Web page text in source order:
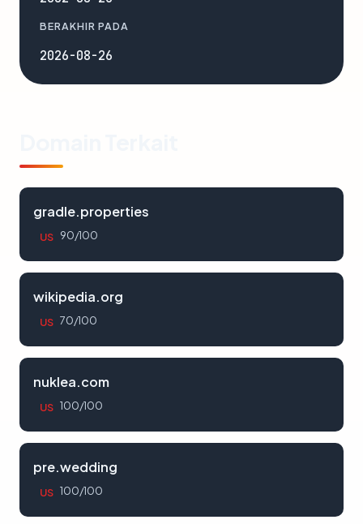
BERAKHIR PADA
2026-08-26
gradle.properties
US 90/100
wikipedia.org
US 70/100
nuklea.com
US 100/100
pre.wedding
US 100/100